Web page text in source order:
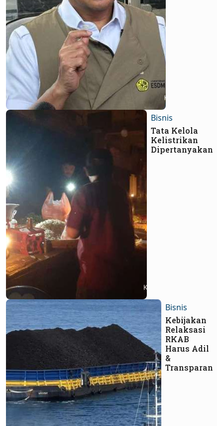
Bisnis
Tata Kelola
Kelistrikan
Dipertanyakan
Bisnis
Kebijakan
Relaksasi
RKAB
Harus Adil
&
Transparan